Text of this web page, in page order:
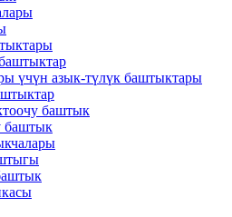
үчүн азык-түлүк баштыктары
баштык
баштык